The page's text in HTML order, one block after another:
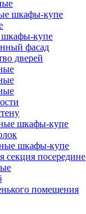
шкафы-купе
шкафы-купе
фасад
дверей
шкафы-купе
шкафы-купе
секция посередине
помещения